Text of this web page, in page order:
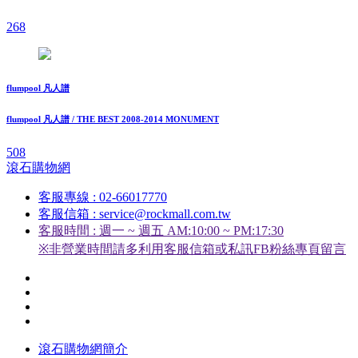
268
flumpool 凡人譜
flumpool 凡人譜 / THE BEST 2008-2014 MONUMENT
508
滾石購物網
客服專線 : 02-66017770
客服信箱 : service@rockmall.com.tw
客服時間 : 週一 ~ 週五 AM:10:00 ~ PM:17:30
※非營業時間請多利用客服信箱或私訊FB粉絲專頁留言
滾石購物網簡介